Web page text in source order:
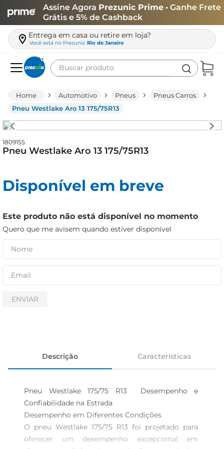
Assine Agora Prezunic Prime • Ganhe Frete
Grátis e 5% de Cashback
Entrega em casa ou retire em loja?
Você está no Prezunic Rio de Janeiro
Buscar produto
Automotivo Pneus
Pneus Carros
Pneu Westlake Aro 13 175/75R13
1809155
Pneu Westlake Aro 13 175/75R13
Disponível em breve
Este produto não está disponível no momento
Quero que me avisem quando estiver disponível
ENVIAR
Descrição Características
Pneu Westlake 175/75 R13  Desempenho e
Confiabilidade na Estrada
Desempenho em Diferentes Condições
O pneu Westlake 175/75 R13 foi projetado para
oferecer um desempenho excepcional em
leite
queijo
azeite
papel higiênico
cerveja